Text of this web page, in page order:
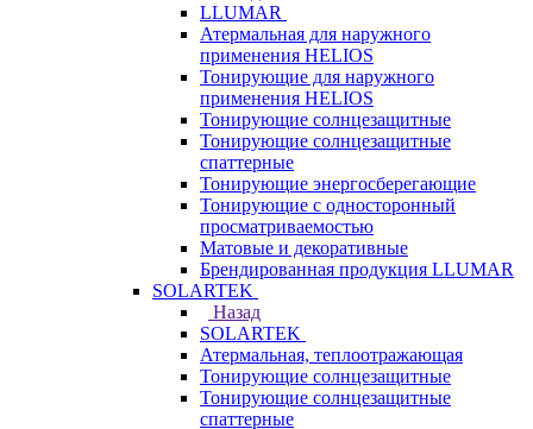
LLUMAR
Атермальная для наружного
применения HELIOS
Тонирующие для наружного
применения HELIOS
Тонирующие солнцезащитные
Тонирующие солнцезащитные
спаттерные
Тонирующие энергосберегающие
Тонирующие с односторонный
просматриваемостью
Матовые и декоративные
Брендированная продукция LLUMAR
SOLARTEK
Назад
SOLARTEK
Атермальная, теплоотражающая
Тонирующие солнцезащитные
Тонирующие солнцезащитные
спаттерные